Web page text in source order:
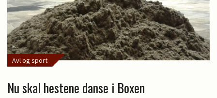
Avl og sport
Nu skal hestene danse i Boxen